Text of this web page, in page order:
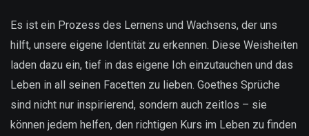
Es ist ein Prozess des Lernens und Wachsens, der uns
hilft, unsere eigene Identität zu erkennen. Diese Weisheiten
laden dazu ein, tief in das eigene Ich einzutauchen und das
Leben in all seinen Facetten zu lieben. Goethes Sprüche
sind nicht nur inspirierend, sondern auch zeitlos – sie
können jedem helfen, den richtigen Kurs im Leben zu finden